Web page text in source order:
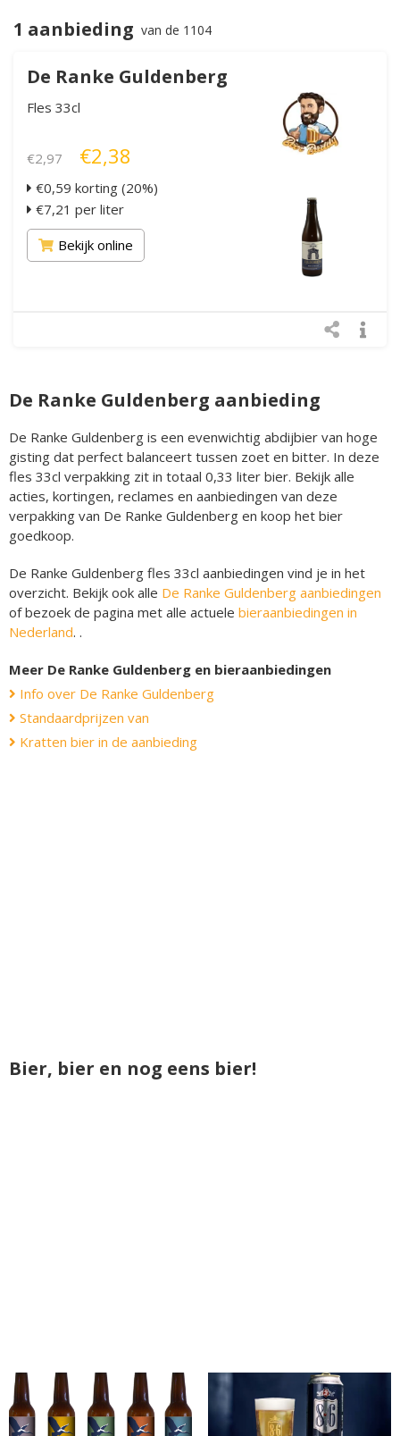
1 aanbieding van de 1104
De Ranke Guldenberg
Fles 33cl
€2,97 €2,38
€0,59 korting (20%)
€7,21 per liter
Bekijk online
De Ranke Guldenberg aanbieding
De Ranke Guldenberg is een evenwichtig abdijbier van hoge
gisting dat perfect balanceert tussen zoet en bitter. In deze
fles 33cl verpakking zit in totaal 0,33 liter bier. Bekijk alle
acties, kortingen, reclames en aanbiedingen van deze
verpakking van De Ranke Guldenberg en koop het bier
goedkoop.
De Ranke Guldenberg fles 33cl aanbiedingen vind je in het
overzicht. Bekijk ook alle De Ranke Guldenberg aanbiedingen
of bezoek de pagina met alle actuele bieraanbiedingen in
Nederland. .
Meer De Ranke Guldenberg en bieraanbiedingen
Info over De Ranke Guldenberg
Standaardprijzen van
Kratten bier in de aanbieding
Bier, bier en nog eens bier!